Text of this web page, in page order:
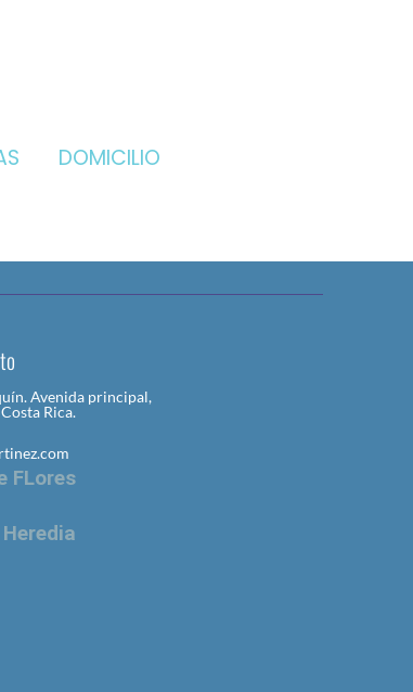
DOMICILIO
Avenida principal,
Rica.
FLores